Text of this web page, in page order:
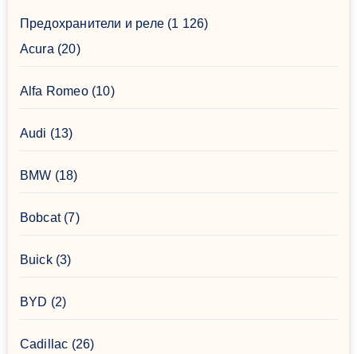
Предохранители и реле(1 126)
Acura (20)
Alfa Romeo(10)
Audi (13)
BMW (18)
Bobcat(7)
Buick(3)
BYD (2)
Cadillac (26)